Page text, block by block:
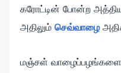
கரோட்டின் போன்ற
அதிலும் செவ்வாழை
மஞ்சள் வாழைப்பழங்களை